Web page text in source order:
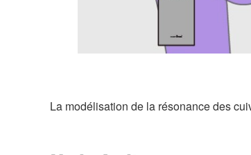
La modélisation de la résonance des